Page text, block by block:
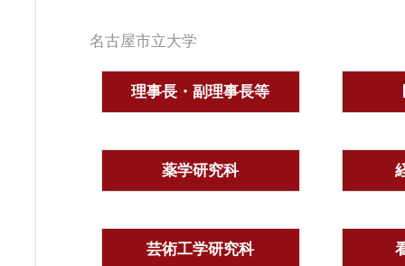
名古屋市立大学
理事長・副理事長等
薬学研究科
芸術工学研究科